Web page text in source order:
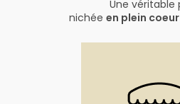
Une véritable
nichée en plein